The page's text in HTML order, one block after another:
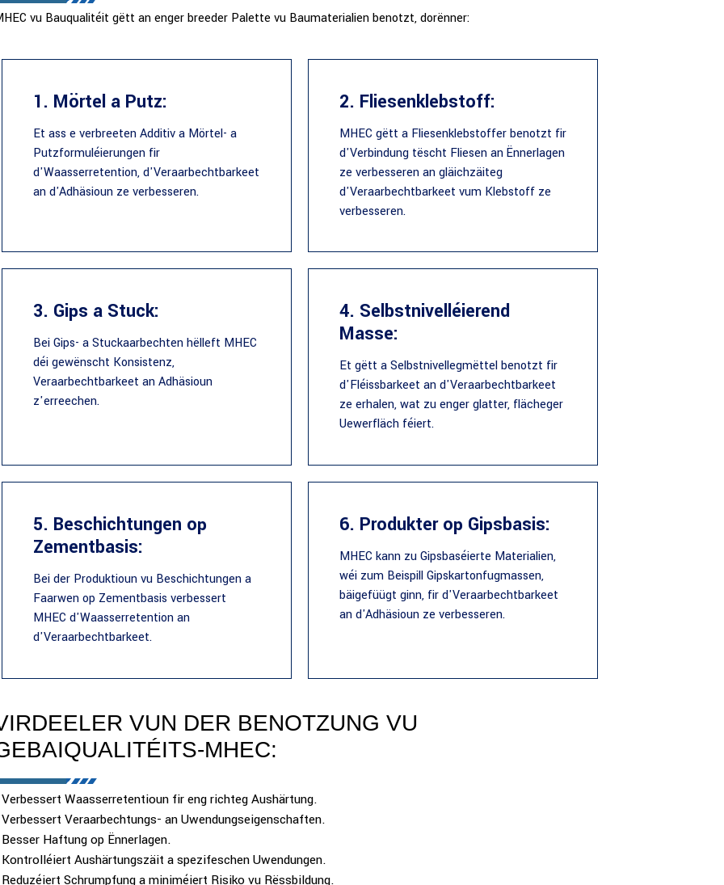
vu Bauqualitéit gëtt an enger breeder Palette vu Baumaterialien benotzt, dorënner:
1. Mörtel a Putz:
Et ass e verbreeten Additiv a Mörtel- a
Putzformuléierungen fir
d'Waasserretention, d'Veraarbechtbarkeet
an d'Adhäsioun ze verbesseren.
2. Fliesenklebstoff:
MHEC gëtt a Fliesenklebstoffer benotzt fir
d'Verbindung tëscht Fliesen an Ënnerlagen
ze verbesseren an gläichzäiteg
d'Veraarbechtbarkeet vum Klebstoff ze
verbesseren.
3. Gips a Stuck:
Bei Gips- a Stuckaarbechten hëlleft MHEC
déi gewënscht Konsistenz,
Veraarbechtbarkeet an Adhäsioun
z'erreechen.
4. Selbstnivelléierend
Masse:
Et gëtt a Selbstnivellegmëttel benotzt fir
d'Fléissbarkeet an d'Veraarbechtbarkeet
ze erhalen, wat zu enger glatter, flächeger
Uewerfläch féiert.
5. Beschichtungen op
Zementbasis:
Bei der Produktioun vu Beschichtungen a
Faarwen op Zementbasis verbessert
MHEC d'Waasserretention an
d'Veraarbechtbarkeet.
6. Produkter op Gipsbasis:
MHEC kann zu Gipsbaséierte Materialien,
wéi zum Beispill Gipskartonfugmassen,
bäigefüügt ginn, fir d'Veraarbechtbarkeet
an d'Adhäsioun ze verbesseren.
VUN DER BENOTZUNG VU
MHEC:
Waasserretentioun fir eng richteg Aushärtung.
Veraarbechtungs- an Uwendungseigenschaften.
Haftung op Ënnerlagen.
Aushärtungszäit a spezifeschen Uwendungen.
Schrumpfung a miniméiert Risiko vu Rëssbildung.